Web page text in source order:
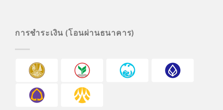
การชำระเงิน (โอนผ่านธนาคาร)